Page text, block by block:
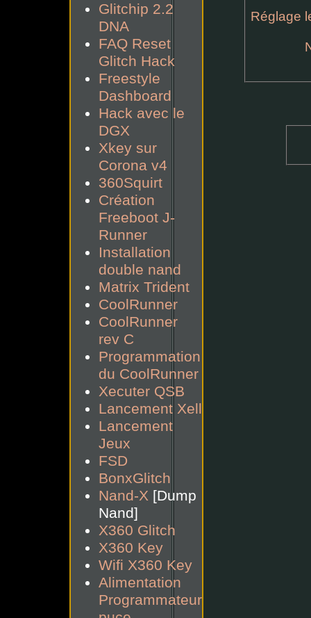
Glitchip 2.2
DNA
FAQ Reset
Glitch Hack
Freestyle
Dashboard
Hack avec le
DGX
Xkey sur
Corona v4
360Squirt
Création
Freeboot J-
Runner
Installation
double nand
Matrix Trident
CoolRunner
CoolRunner
rev C
Programmation
du CoolRunner
Xecuter QSB
Lancement Xell
Lancement
Jeux
FSD
BonxGlitch
Nand-X [Dump
Nand]
X360 Glitch
X360 Key
Wifi X360 Key
Alimentation
Programmateur
Réglage